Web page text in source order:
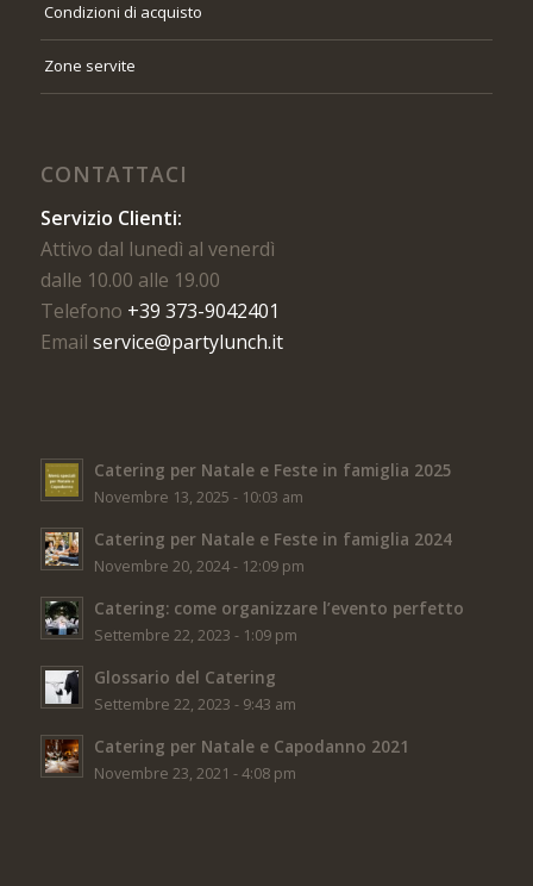
Condizioni di acquisto
Zone servite
CONTATTACI
Servizio Clienti:
Attivo dal lunedì al venerdì
dalle 10.00 alle 19.00
Telefono +39 373-9042401
Email service@partylunch.it
Catering per Natale e Feste in famiglia 2025
Novembre 13, 2025 - 10:03 am
Catering per Natale e Feste in famiglia 2024
Novembre 20, 2024 - 12:09 pm
Catering: come organizzare l’evento perfetto
Settembre 22, 2023 - 1:09 pm
Glossario del Catering
Settembre 22, 2023 - 9:43 am
Catering per Natale e Capodanno 2021
Novembre 23, 2021 - 4:08 pm